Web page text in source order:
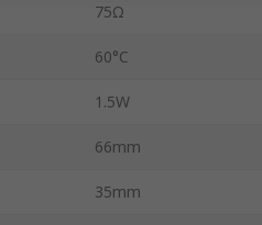
75Ω
60°C
1.5W
66mm
35mm